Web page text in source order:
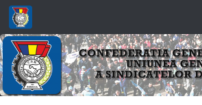
Skip to content